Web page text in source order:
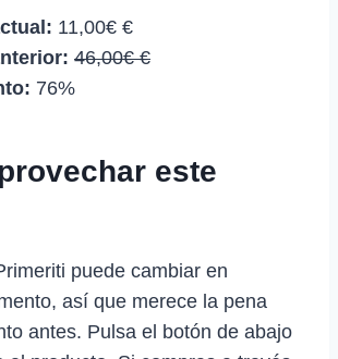
11,00€ €
46,00€ €
76%
este
puede cambiar en
así que merece la pena
antes. Pulsa el botón de abajo